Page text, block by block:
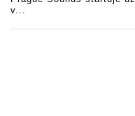
v...